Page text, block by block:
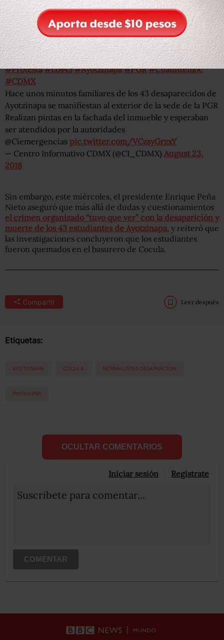
Guerreros Unidos, asesinados y luego quemados en un
basurero en Cocula. La llamada “verdad histórica” de la
PGR ha sido criticada por organizaciones sociales y
peritos extranjeros.
#Protesta #Los43 #Ayotzinapa #PGR #Cuauhtémoc
#CDMX
Hace unos minutos familiares de los 43 desaparecidos de
Ayotzinapa se manifiestan al exterior de la sede de la PGR
Realizan pintas en la fachada del inmueble y esperaban
ser atendidos por la autoridades
@Ciemergencias pic.twitter.com/VCzsyGrzxY
— Centro Informativo CDMX (@CI_CDMX) August 23,
2018
Sin embargo, este miércoles, el presidente Enrique Peña
Nieto aseguró que más allá de dudas y cuestionamientos
el crimen organizado “tuvo que ver” con la desaparición y
muerte de los 43 estudiantes de Ayotzinapa , y reiteró que
las investigaciones concluyeron que los estudiantes
fueron quemados en el basurero de Cocula.
Compartir Leer después
Etiquetas:
AYOTZINAPA COCULA NORMALISTAS DESAPARICION
PINTAS PGR
OCULTAR COMENTARIOS
Iniciar sesión Registrate
Suscribete para comentar...
COMENTAR